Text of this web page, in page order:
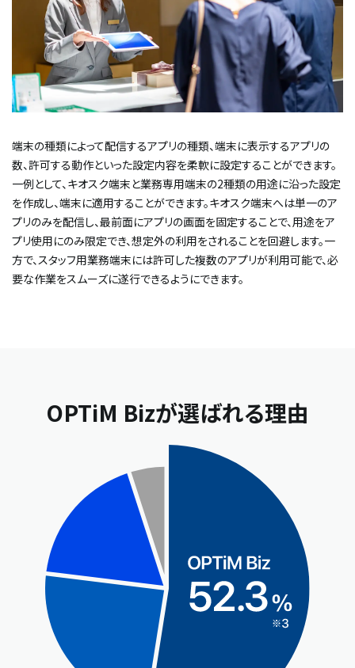
端末の種類によって配信するアプリの種類、端末に表示するアプリの
数、許可する動作といった設定内容を柔軟に設定することができます。
一例として、キオスク端末と業務専用端末の2種類の用途に沿った設定
を作成し、端末に適用することができます。キオスク端末へは単一のア
プリのみを配信し、最前面にアプリの画面を固定することで、用途をア
プリ使用にのみ限定でき、想定外の利用をされることを回避します。一
方で、スタッフ用業務端末には許可した複数のアプリが利用可能で、必
要な作業をスムーズに遂行できるようにできます。
OPTiM Bizが選ばれる理由